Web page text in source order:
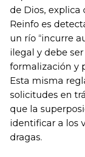
de Dios, explica
Reinfo es
un río “incurre
ilegal y debe
formalización y
Esta misma
solicitudes en
que la
identificar a los
dragas.